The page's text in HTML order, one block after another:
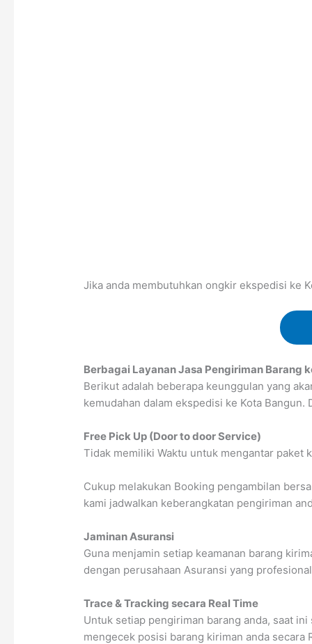
Jika anda membutuhkan ongkir ekspedisi ke
Berbagai Layanan Jasa Pengiriman Barang
Berikut adalah beberapa keunggulan yang
kemudahan dalam ekspedisi ke Kota Bangun.
Free Pick Up (Door to door Service)
Tidak memiliki Waktu untuk mengantar paket
Cukup melakukan Booking pengambilan
kami jadwalkan keberangkatan pengiriman
Jaminan Asuransi
Guna menjamin setiap keamanan barang
dengan perusahaan Asuransi yang
Trace & Tracking secara Real Time
Untuk setiap pengiriman barang anda, saat
mengecek posisi barang kiriman anda secara